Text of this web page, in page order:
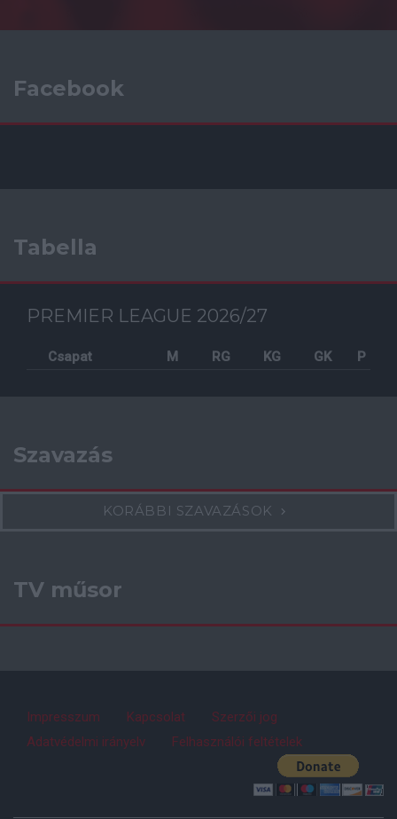
Facebook
Tabella
PREMIER LEAGUE 2026/27
Csapat M RG KG GK P
Szavazás
KORÁBBI SZAVAZÁSOK
TV műsor
Impresszum Kapcsolat
Szerzői jog
Adatvédelmi irányelv
Felhasználói feltételek